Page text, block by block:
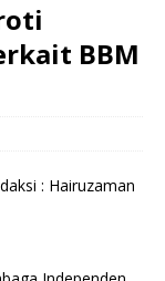
BBM
: Hairuzaman